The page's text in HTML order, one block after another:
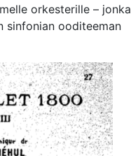
orkesterille – jonka
sinfonian ooditeeman